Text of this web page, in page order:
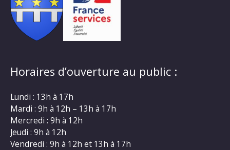
Horaires d’ouverture au public :
Lundi : 13h à 17h
Mardi : 9h à 12h – 13h à 17h
Mercredi : 9h à 12h
Jeudi : 9h à 12h
Vendredi : 9h à 12h et 13h à 17h